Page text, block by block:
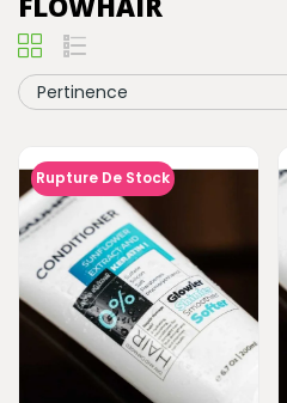
Pertinence
Rupture De Stock